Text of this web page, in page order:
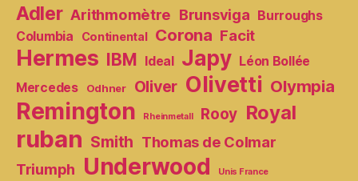
Adler Arithmomètre Brunsviga Burroughs
Columbia
Continental Corona Facit
Hermes IBM Ideal Japy Léon Bollée
Mercedes
Odhner Oliver Olivetti Olympia
Remington Rheinmetall Rooy Royal
ruban Smith Thomas de Colmar
Triumph Underwood Unis France